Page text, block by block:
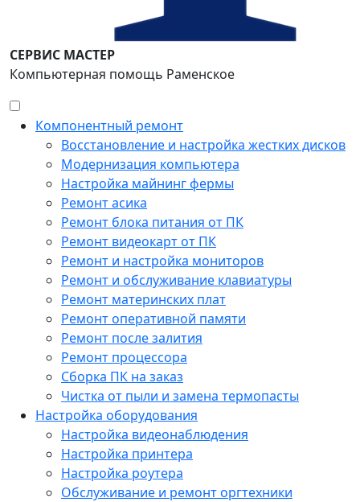
СЕРВИС МАСТЕР
Компьютерная помощь Раменское
Компонентный ремонт
Восстановление и настройка жестких дисков
Модернизация компьютера
Настройка майнинг фермы
Ремонт асика
Ремонт блока питания от ПК
Ремонт видеокарт от ПК
Ремонт и настройка мониторов
Ремонт и обслуживание клавиатуры
Ремонт материнских плат
Ремонт оперативной памяти
Ремонт после залития
Ремонт процессора
Сборка ПК на заказ
Чистка от пыли и замена термопасты
Настройка оборудования
Настройка видеонаблюдения
Настройка принтера
Настройка роутера
Обслуживание и ремонт оргтехники